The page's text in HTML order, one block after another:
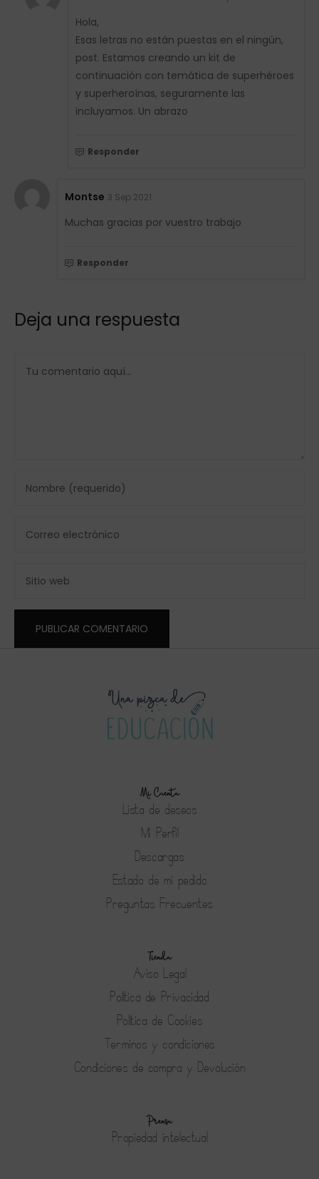
Hola,
Esas letras no están puestas en el ningún,
post. Estamos creando un kit de
continuación con temática de superhéroes
y superheroínas, seguramente las
incluyamos. Un abrazo
Responder
Montse 3 Sep 2021
Muchas gracias por vuestro trabajo
Responder
Deja una respuesta
Mi Cuenta
Lista de deseos
Mi Perfil
Descargas
Estado de mi pedido
Preguntas Frecuentes
Tienda
Aviso Legal
Política de Privacidad
Política de Cookies
Terminos y condiciones
Condiciones de compra y Devolución
Prensa
Propiedad intelectual